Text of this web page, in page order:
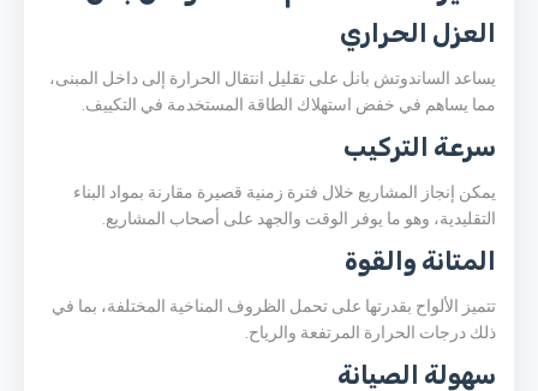
العزل الحراري
يساعد الساندوتش بانل على تقليل انتقال الحرارة إلى داخل المبنى،
مما يساهم في خفض استهلاك الطاقة المستخدمة في التكييف.
سرعة التركيب
يمكن إنجاز المشاريع خلال فترة زمنية قصيرة مقارنة بمواد البناء
التقليدية، وهو ما يوفر الوقت والجهد على أصحاب المشاريع.
المتانة والقوة
تتميز الألواح بقدرتها على تحمل الظروف المناخية المختلفة، بما في
ذلك درجات الحرارة المرتفعة والرياح.
سهولة الصيانة